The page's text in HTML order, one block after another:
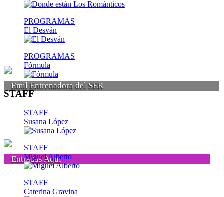
Entradas Aquí
Emil Entrenadora del SER
PROGRAMAS
El Desván
PROGRAMAS
Fórmula
STAFF
STAFF
Susana López
STAFF
Miguel Alberto
STAFF
Caterina Gravina